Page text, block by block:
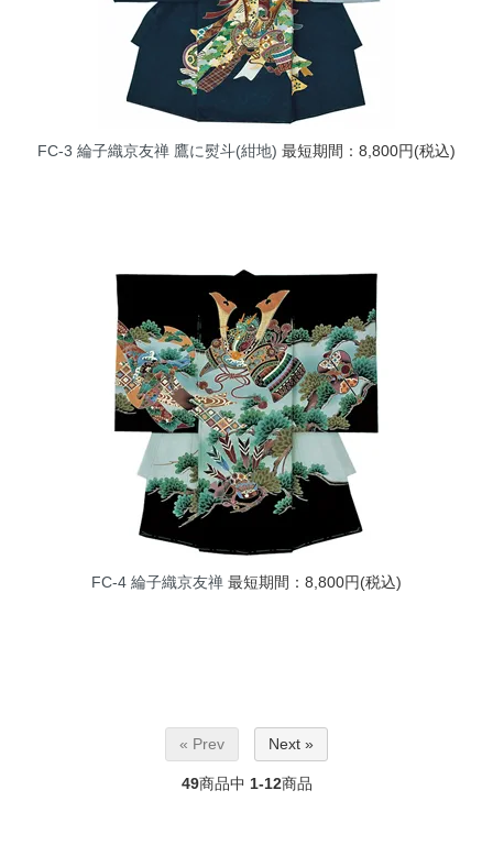
FC-3 綸子織京友禅 鷹に熨斗(紺地) 最短期間：8,800円(税込)
FC-4 綸子織京友禅 最短期間：8,800円(税込)
« Prev Next »
49商品中 1-12商品